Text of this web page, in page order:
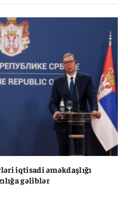
iqtisadi əməkdaşlığı
gəliblər